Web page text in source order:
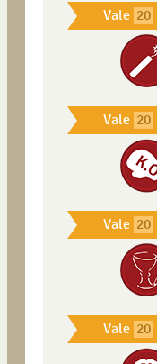
Vale 20
Vale 20
Vale 20
Vale 20